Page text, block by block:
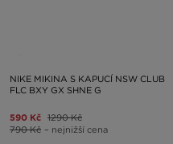
NIKE MIKINA S KAPUCÍ NSW CLUB
FLC BXY GX SHNE G
590 Kč 1290 Kč
790 Kč – nejnižší cena